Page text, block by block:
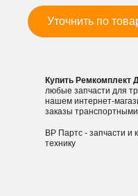
Уточнить по
Купить Ремкомплект
любые запчасти для
нашем интернет-
заказы
ВР Партс - запчасти и
технику